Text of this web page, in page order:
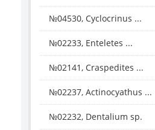
№04530, Cyclocrinus ...
№02233, Enteletes ...
№02141, Craspedites ...
№02237, Actinocyathus ...
№02232, Dentalium sp.